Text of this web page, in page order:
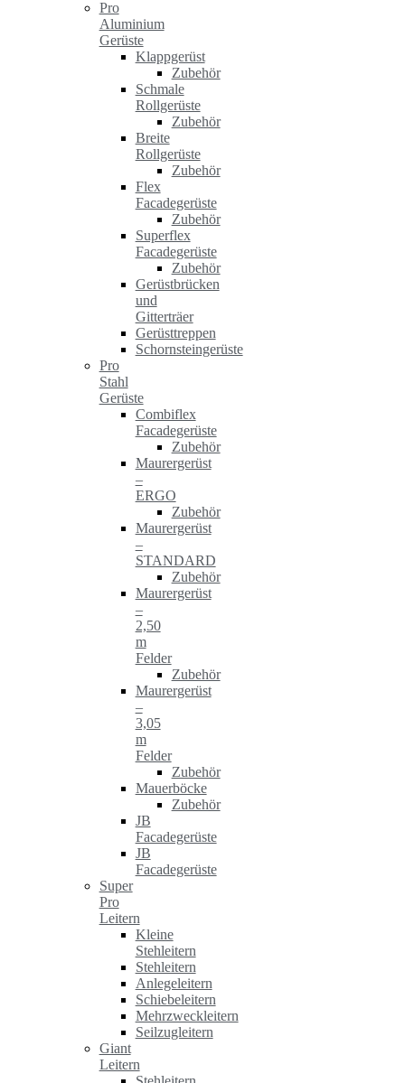
Pro
Aluminium
Gerüste
Klappgerüst
Zubehör
Schmale
Rollgerüste
Zubehör
Breite
Rollgerüste
Zubehör
Flex
Facadegerüste
Zubehör
Superflex
Facadegerüste
Zubehör
Gerüstbrücken
und
Gitterträer
Gerüsttreppen
Schornsteingerüste
Pro
Stahl
Gerüste
Combiflex
Facadegerüste
Zubehör
Maurergerüst
–
ERGO
Zubehör
Maurergerüst
–
STANDARD
Zubehör
Maurergerüst
–
2,50
m
Felder
Zubehör
Maurergerüst
–
3,05
m
Felder
Zubehör
Mauerböcke
Zubehör
JB
Facadegerüste
JB
Facadegerüste
Super
Pro
Leitern
Kleine
Stehleitern
Stehleitern
Anlegeleitern
Schiebeleitern
Mehrzweckleitern
Seilzugleitern
Giant
Leitern